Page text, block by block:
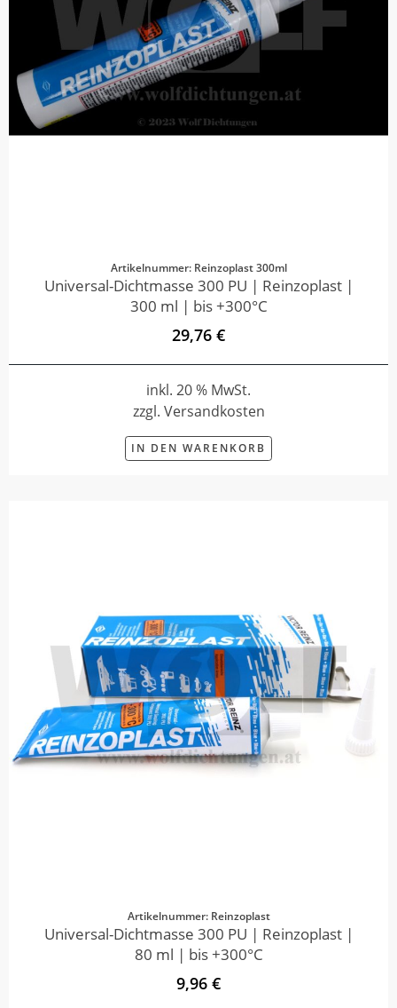
Artikelnummer: Reinzoplast 300ml
Universal-Dichtmasse 300 PU | Reinzoplast |
300 ml | bis +300°C
29,76 €
inkl. 20 % MwSt.
zzgl. Versandkosten
IN DEN WARENKORB
Artikelnummer: Reinzoplast
Universal-Dichtmasse 300 PU | Reinzoplast |
80 ml | bis +300°C
9,96 €